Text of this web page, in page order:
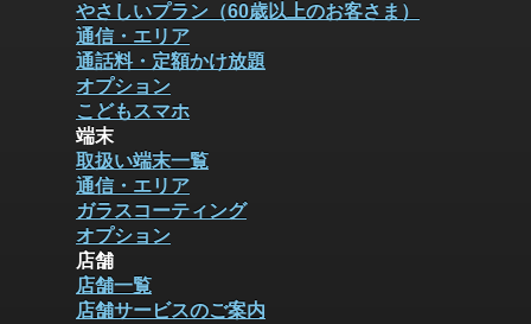
やさしいプラン（60歳以上のお客さま）
通信・エリア
通話料・定額かけ放題
オプション
こどもスマホ
端末
取扱い端末一覧
通信・エリア
ガラスコーティング
オプション
店舗
店舗一覧
店舗サービスのご案内